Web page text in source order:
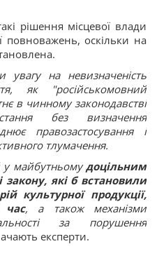
рішення місцевої влади
повноважень, оскільки на
увагу на невизначеність
як "російськомовний
в чинному законодавстві
без визначення
правозастосування і
тлумачення.
у майбутньому доцільним
закону, які б встановили
культурної продукції,
час, а також механізми
за порушення
експерти.